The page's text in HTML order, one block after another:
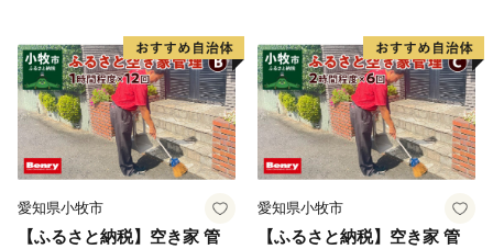
小牧味岡店 愛知県 小牧市
ック チラシ 回収 廃棄 提案
助言 愛知県 小牧市
愛知県小牧市
【ふるさと納税】空き家 管
愛知県小牧市
【ふるさと納税】空き家 管